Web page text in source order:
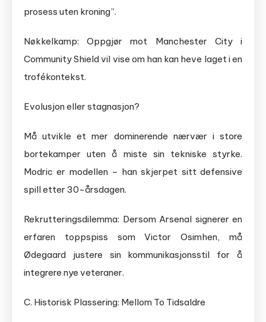
prosess uten kroning”.
Nøkkelkamp: Oppgjør mot Manchester City i
Community Shield vil vise om han kan heve laget i en
trofékontekst.
Evolusjon eller stagnasjon?
Må utvikle et mer dominerende nærvær i store
bortekamper uten å miste sin tekniske styrke.
Modric er modellen – han skjerpet sitt defensive
spill etter 30-årsdagen.
Rekrutteringsdilemma: Dersom Arsenal signerer en
erfaren toppspiss som Victor Osimhen, må
Ødegaard justere sin kommunikasjonsstil for å
integrere nye veteraner.
C. Historisk Plassering: Mellom To Tidsaldre